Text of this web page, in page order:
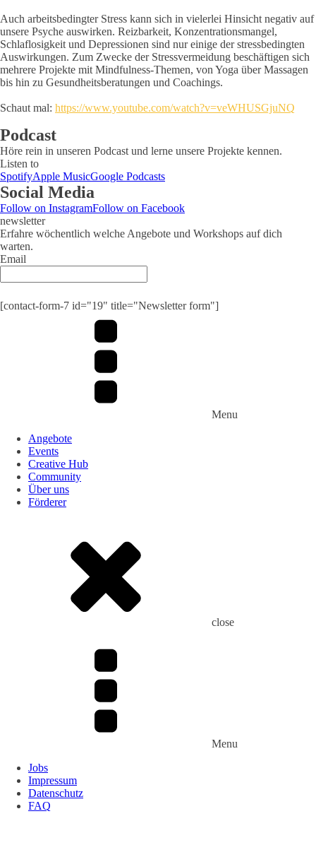
Auch arbeitsbedingter Stress kann sich in vielerlei Hinsicht negativ auf
unsere Psyche auswirken. Reizbarkeit, Konzentrationsmangel,
Schlaflosigkeit und Depressionen sind nur einige der stressbedingten
Auswirkungen. Zum Zwecke der Stressvermeidung beschäftigen sich
mehrere Projekte mit Mindfulness-Themen, von Yoga über Massagen
bis hin zu Gesundheitsberatungen und Coachings.
Schaut mal: https://www.youtube.com/watch?v=veWHUSGjuNQ
Podcast
Höre rein in unseren Podcast und lerne unsere Projekte kennen.
Listen to
SpotifyApple MusicGoogle Podcasts
Social Media
Follow on InstagramFollow on Facebook
newsletter
Erfahre wöchentlich welche Angebote und Workshops auf dich
warten.
Email
[contact-form-7 id="19" title="Newsletter form"]
Menu
Angebote
Events
Creative Hub
Community
Über uns
Förderer
close
Menu
Jobs
Impressum
Datenschutz
FAQ